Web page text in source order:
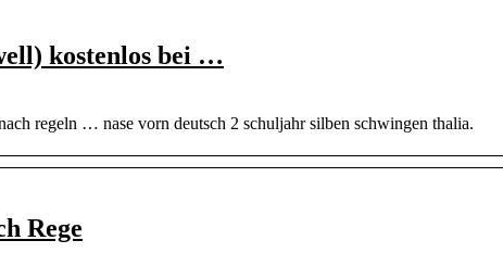
kostenlos bei …
regeln … nase vorn deutsch 2 schuljahr silben schwingen thalia.
Rege